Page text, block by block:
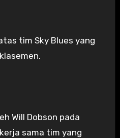
tim Sky Blues yang
Will Dobson pada
sama tim yang